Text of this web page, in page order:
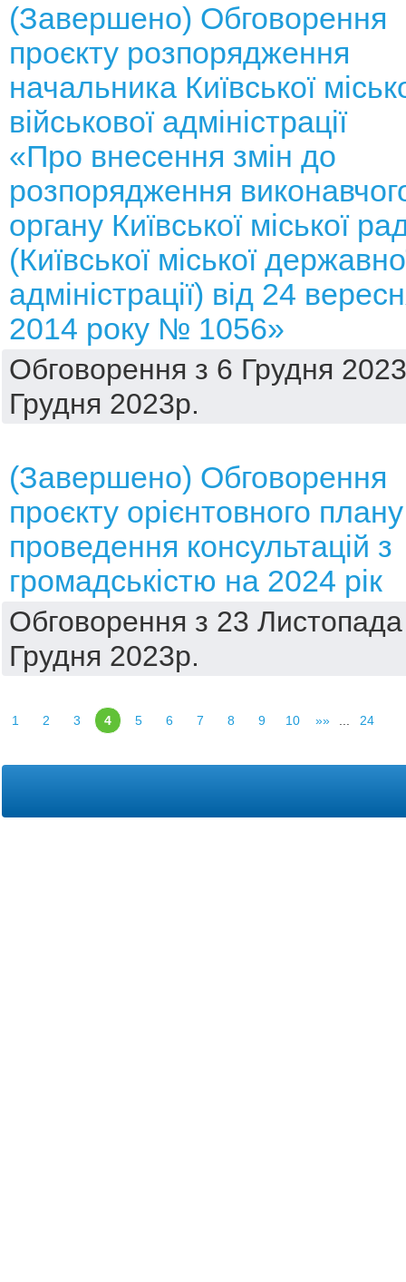
(Завершено) Обговорення
проєкту розпорядження
начальника Київської
військової адміністрації
«Про внесення змін до
розпорядження
органу Київської міської
(Київської міської
адміністрації) від 24
2014 року № 1056»
Обговорення з 6 Грудня
Грудня 2023р.
(Завершено) Обговорення
проєкту орієнтовного плану
проведення консультацій з
громадськістю на 2024 рік
Обговорення з 23
Грудня 2023р.
1 2 3 4 5 6 7 8 9 10 »» 24